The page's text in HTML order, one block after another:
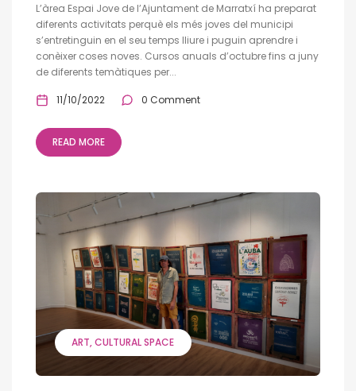
L’àrea Espai Jove de l’Ajuntament de Marratxí ha preparat
diferents activitats perquè els més joves del municipi
s’entretinguin en el seu temps lliure i puguin aprendre i
conèixer coses noves. Cursos anuals d’octubre fins a juny
de diferents temàtiques per...
11/10/2022 0 Comment
READ MORE
ART CULTURAL SPACE